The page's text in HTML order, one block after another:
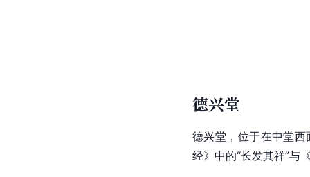
德兴堂
德兴堂，位于在中堂
经》中的“长发其祥”与